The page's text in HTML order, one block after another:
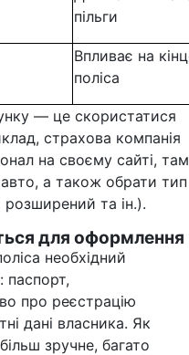
пільги
Впливає на
поліса
— це скористатися
страхова компанія
на своєму сайті, там
а також обрати тип
розширений та ін.).
для оформлення
необхідний
паспорт,
про реєстрацію
дані власника. Як
зручне, багато